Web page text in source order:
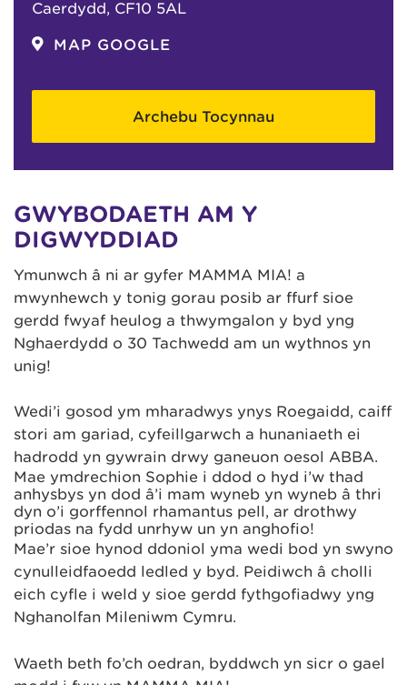
Caerdydd, CF10 5AL
MAP GOOGLE
Archebu Tocynnau
GWYBODAETH AM Y
DIGWYDDIAD
Ymunwch â ni ar gyfer MAMMA MIA! a
mwynhewch y tonig gorau posib ar ffurf sioe
gerdd fwyaf heulog a thwymgalon y byd yng
Nghaerdydd o 30 Tachwedd am un wythnos yn
unig!
Wedi’i gosod ym mharadwys ynys Roegaidd, caiff
stori am gariad, cyfeillgarwch a hunaniaeth ei
hadrodd yn gywrain drwy ganeuon oesol ABBA.
Mae ymdrechion Sophie i ddod o hyd i’w thad
anhysbys yn dod â’i mam wyneb yn wyneb â thri
dyn o’i gorffennol rhamantus pell, ar drothwy
priodas na fydd unrhyw un yn anghofio!
Mae’r sioe hynod ddoniol yma wedi bod yn swyno
cynulleidfaoedd ledled y byd. Peidiwch â cholli
eich cyfle i weld y sioe gerdd fythgofiadwy yng
Nghanolfan Mileniwm Cymru.
Waeth beth fo’ch oedran, byddwch yn sicr o gael